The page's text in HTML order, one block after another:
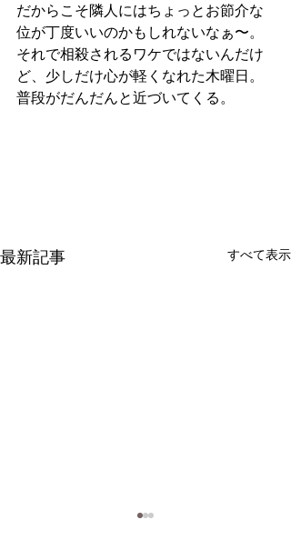
だからこそ隣人にはちょっとお節介な
位が丁度いいのかもしれないなぁ〜。
それで相殺されるワケではないんだけ
ど、少しだけ心が軽くなれた木曜日。
普段がだんだんと近づいてくる。
最新記事 すべて表示